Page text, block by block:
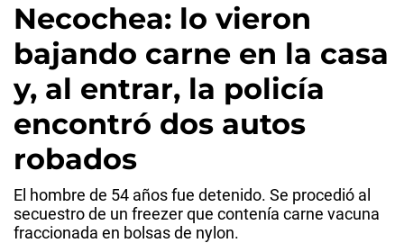
Necochea: lo vieron
bajando carne en la casa
y, al entrar, la policía
encontró dos autos
robados
El hombre de 54 años fue detenido. Se procedió al
secuestro de un freezer que contenía carne vacuna
fraccionada en bolsas de nylon.